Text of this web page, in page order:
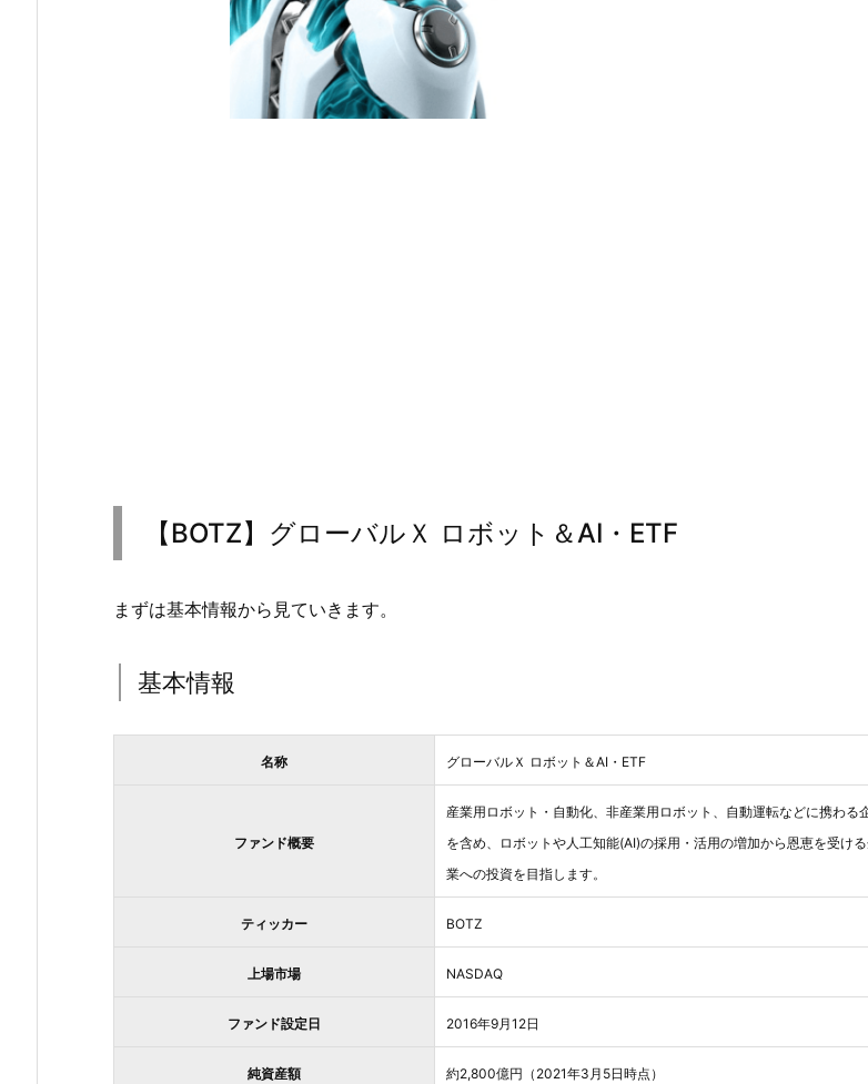
【BOTZ】グローバルＸ ロボット＆AI・ETF
まずは基本情報から見ていきます。
基本情報
名称 グローバルＸ ロボット＆AI・ETF
ファンド概要
産業用ロボット・自動化、非産業用ロボット、自動運転などに携わる
を含め、ロボットや人工知能(AI)の採用・活用の増加から恩恵を受け
業への投資を目指します。
ティッカー BOTZ
上場市場 NASDAQ
ファンド設定日 2016年9月12日
純資産額 約2,800億円（2021年3月5日時点）